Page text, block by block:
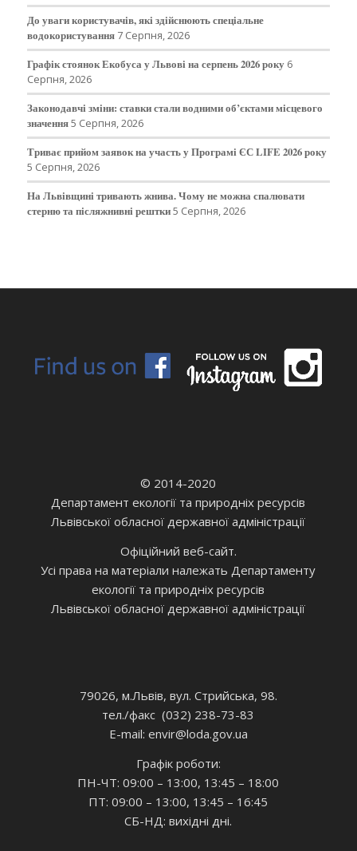
До уваги користувачів, які здійснюють спеціальне
водокористування 7 Серпня, 2026
Графік стоянок Екобуса у Львові на серпень 2026 року 6
Серпня, 2026
Законодавчі зміни: ставки стали водними об’єктами місцевого
значення5 Серпня, 2026
Триває прийом заявок на участь у Програмі ЄС LIFE 2026 року
5 Серпня, 2026
На Львівщині тривають жнива. Чому не можна спалювати
стерню та післяжнивні рештки5 Серпня, 2026
© 2014-2020
Департамент екології та природніх ресурсів
Львівської обласної державної адміністрації
Офіційний веб-сайт.
Усі права на матеріали належать Департаменту
екології та природніх ресурсів
Львівської обласної державної адміністрації
79026, м.Львів, вул. Стрийська, 98.
тел./факс (032) 238-73-83
E-mail: envir@loda.gov.ua
Графік роботи:
ПН-ЧТ: 09:00 – 13:00, 13:45 – 18:00
ПТ: 09:00 – 13:00, 13:45 – 16:45
СБ-НД: вихідні дні.